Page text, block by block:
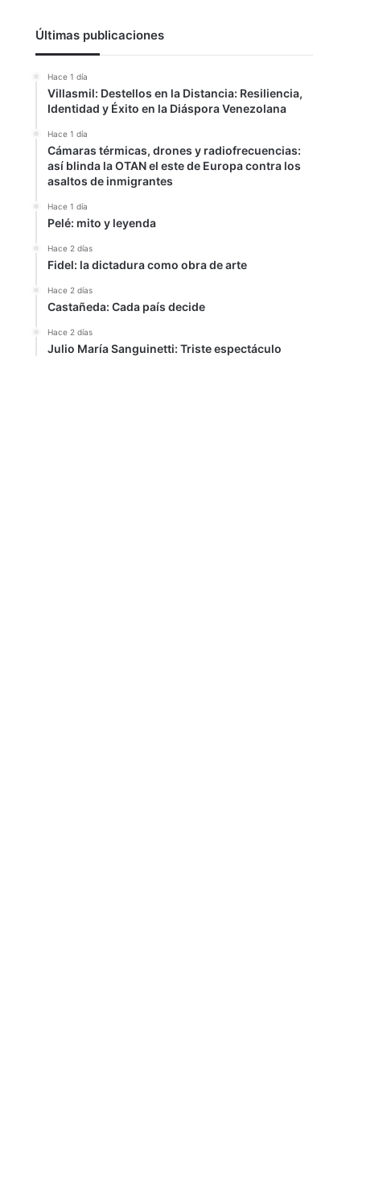
Últimas publicaciones
Hace 1 día
Villasmil: Destellos en la Distancia: Resiliencia,
Identidad y Éxito en la Diáspora Venezolana
Hace 1 día
Cámaras térmicas, drones y radiofrecuencias:
así blinda la OTAN el este de Europa contra los
asaltos de inmigrantes
Hace 1 día
Pelé: mito y leyenda
Hace 2 días
Fidel: la dictadura como obra de arte
Hace 2 días
Castañeda: Cada país decide
Hace 2 días
Julio María Sanguinetti: Triste espectáculo